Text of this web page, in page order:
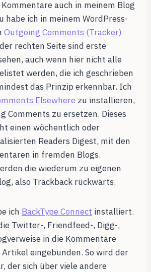
auch in meinem Blog
habe ich in meinem WordPress-
Outgoing Comments (Tracker)
rechten Seite sind erste
auch wenn hier nicht alle
werden, die ich geschrieben
das Prinzip erkennbar. Ich
Elsewhere zu installieren,
Comments zu ersetzen. Dieses
einen wöchentlich oder
Readers Digest, mit den
in fremden Blogs.
die wiederum zu eigenen
also Trackback rückwärts.
ich BackType Connect installiert.
Twitter-, Friendfeed-, Digg-,
in die Kommentare
eingebunden. So wird der
der sich über viele andere